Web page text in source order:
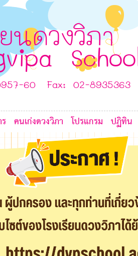
นดวงวิภา
60 Fax: 02-8935363
คนเก่งดวงวิภา โปรแกรม ปฏิทิน
C
F